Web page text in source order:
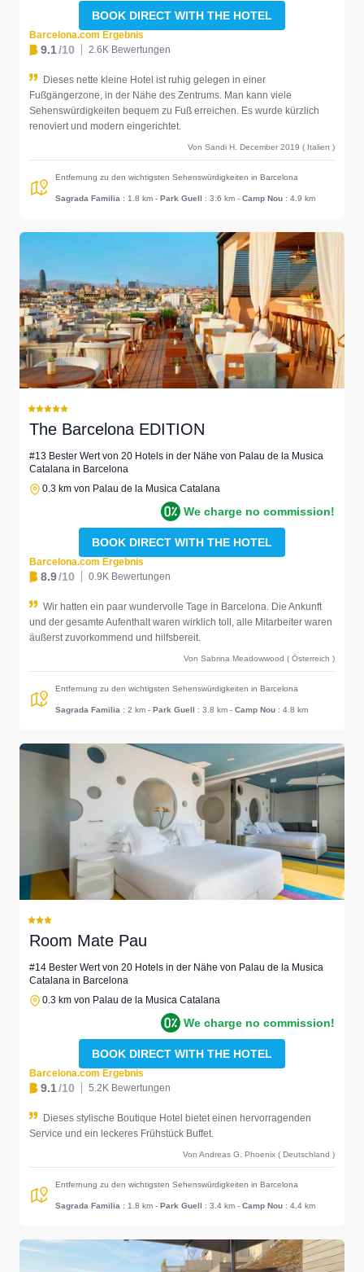
BOOK DIRECT WITH THE HOTEL
Barcelona.com Ergebnis
9.1/10 2.6K Bewertungen
Dieses nette kleine Hotel ist ruhig gelegen in einer
Fußgängerzone, in der Nähe des Zentrums. Man kann viele
Sehenswürdigkeiten bequem zu Fuß erreichen. Es wurde kürzlich
renoviert und modern eingerichtet.
Von Sandi H. December 2019 ( Italien )
Entfernung zu den wichtigsten Sehenswürdigkeiten in Barcelona
Sagrada Familia : 1.8 km - Park Guell : 3.6 km - Camp Nou : 4.9 km
The Barcelona EDITION
#13 Bester Wert von 20 Hotels in der Nähe von Palau de la Musica
Catalana in Barcelona
0.3 km von Palau de la Musica Catalana
We charge no commission!
BOOK DIRECT WITH THE HOTEL
Barcelona.com Ergebnis
8.9/10 0.9K Bewertungen
Wir hatten ein paar wundervolle Tage in Barcelona. Die Ankunft
und der gesamte Aufenthalt waren wirklich toll, alle Mitarbeiter waren
äußerst zuvorkommend und hilfsbereit.
Von Sabrina Meadowwood ( Österreich )
Entfernung zu den wichtigsten Sehenswürdigkeiten in Barcelona
Sagrada Familia : 2 km - Park Guell : 3.8 km - Camp Nou : 4.8 km
Room Mate Pau
#14 Bester Wert von 20 Hotels in der Nähe von Palau de la Musica
Catalana in Barcelona
0.3 km von Palau de la Musica Catalana
We charge no commission!
BOOK DIRECT WITH THE HOTEL
Barcelona.com Ergebnis
9.1/10 5.2K Bewertungen
Dieses stylische Boutique Hotel bietet einen hervorragenden
Service und ein leckeres Frühstück Buffet.
Von Andreas G. Phoenix ( Deutschland )
Entfernung zu den wichtigsten Sehenswürdigkeiten in Barcelona
Sagrada Familia : 1.8 km - Park Guell : 3.4 km - Camp Nou : 4.4 km